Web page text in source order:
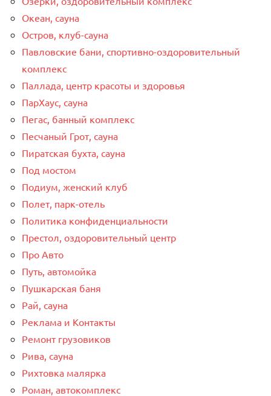
Океан, сауна
Остров, клуб-сауна
Павловские бани, спортивно-оздоровительный
комплекс
Паллада, центр красоты и здоровья
ПарХаус, сауна
Пегас, банный комплекс
Песчаный Грот, сауна
Пиратская бухта, сауна
Под мостом
Подиум, женский клуб
Полет, парк-отель
Политика конфиденциальности
Престол, оздоровительный центр
Про Авто
Путь, автомойка
Пушкарская баня
Рай, сауна
Реклама и Контакты
Ремонт грузовиков
Рива, сауна
Рихтовка малярка
Роман, автокомплекс